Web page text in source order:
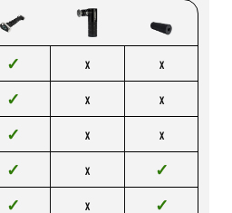
✓ X X
✓ X X
✓ X X
✓ X ✓
✓ X ✓